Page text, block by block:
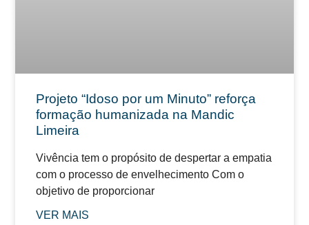
Projeto “Idoso por um Minuto” reforça
formação humanizada na Mandic
Limeira
Vivência tem o propósito de despertar a empatia
com o processo de envelhecimento Com o
objetivo de proporcionar
VER MAIS